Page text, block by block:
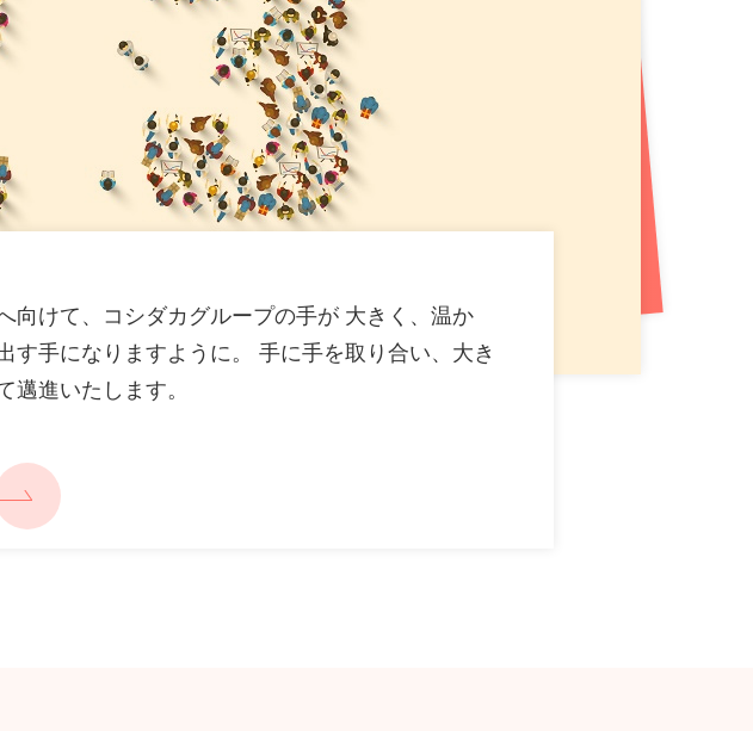
るお知らせ （114KB）
グランドオープン! 盛岡市内3 店舗目! おかしバー＆ダーツ（PG）
ランドオープン!おかしバーを宮城・大崎市初導入!来店するたび貯まる
向けて、コシダカグループの手が 大きく、温か
す手になりますように。 手に手を取り合い、大き
邁進いたします。